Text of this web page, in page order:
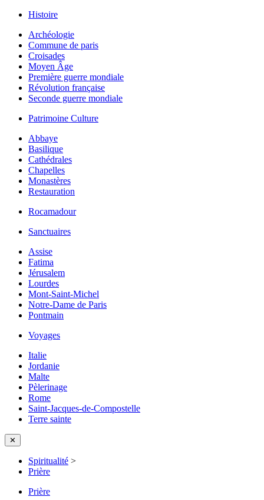
Histoire
Archéologie
Commune de paris
Croisades
Moyen Âge
Première guerre mondiale
Révolution française
Seconde guerre mondiale
Patrimoine Culture
Abbaye
Basilique
Cathédrales
Chapelles
Monastères
Restauration
Rocamadour
Sanctuaires
Assise
Fatima
Jérusalem
Lourdes
Mont-Saint-Michel
Notre-Dame de Paris
Pontmain
Voyages
Italie
Jordanie
Malte
Pèlerinage
Rome
Saint-Jacques-de-Compostelle
Terre sainte
✕
Spiritualité >
Prière
Prière